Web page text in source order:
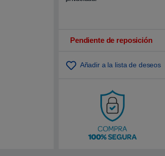
o
a
c
Pendiente de reposición
Añadir a la lista de deseos